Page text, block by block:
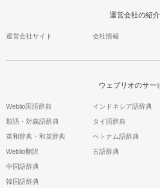
運営会社の紹介
運営会社サイト 会社情報
ウェブリオのサー
Weblio国語辞典
類語・対義語辞典
英和辞典・和英辞典
Weblio翻訳
中国語辞典
韓国語辞典
インドネシア語辞典
タイ語辞典
ベトナム語辞典
古語辞典